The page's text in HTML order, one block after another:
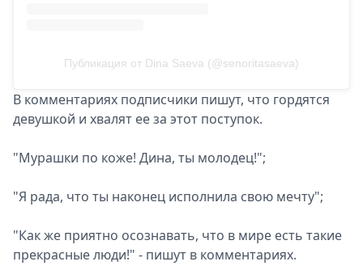
Публикация от Dina Saeva (@senoritasaeva)
В комментариях подписчики пишут, что гордятся
девушкой и хвалят ее за этот поступок.
"Мурашки по коже! Дина, ты молодец!";
"Я рада, что ты наконец исполнила свою мечту";
"Как же приятно осознавать, что в мире есть такие
прекрасные люди!" - пишут в комментариях.